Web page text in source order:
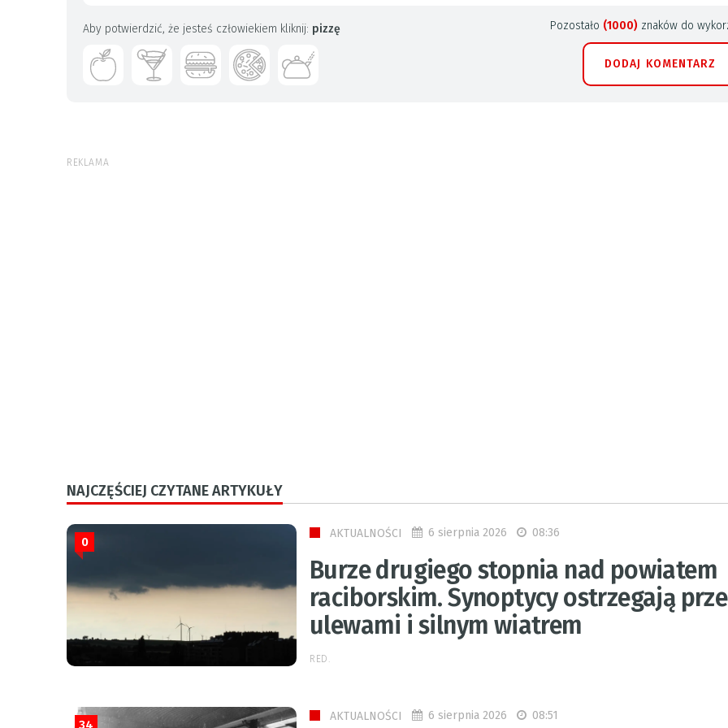
Pozostało (1000) znaków do
DODAJ KOMENTARZ
Aby potwierdzić, że jesteś człowiekiem kliknij: pizzę
REKLAMA
NAJCZĘŚCIEJ CZYTANE ARTYKUŁY
AKTUALNOŚCI 6 sierpnia 2026 08:36
Burze drugiego stopnia nad powiatem
raciborskim. Synoptycy ostrzegają
ulewami i silnym wiatrem
0
RED.
AKTUALNOŚCI 6 sierpnia 2026 08:51
34